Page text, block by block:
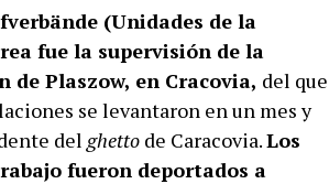
(Unidades de la
fue la supervisión de la
de Plaszow, en Cracovia, del que
se levantaron en un mes y
del ghetto de Caracovia.Los
fueron deportados a